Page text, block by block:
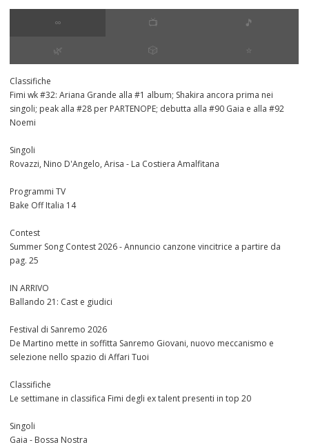
∞ 📺 🎵
🌿 🎲 ⭐️
Classifiche
Fimi wk #32: Ariana Grande alla #1 album; Shakira ancora prima nei
singoli; peak alla #28 per PARTENOPE; debutta alla #90 Gaia e alla #92
Noemi
Singoli
Rovazzi, Nino D'Angelo, Arisa - La Costiera Amalfitana
Programmi TV
Bake Off Italia 14
Contest
Summer Song Contest 2026 - Annuncio canzone vincitrice a partire da
pag. 25
IN ARRIVO
Ballando 21: Cast e giudici
Festival di Sanremo 2026
De Martino mette in soffitta Sanremo Giovani, nuovo meccanismo e
selezione nello spazio di Affari Tuoi
Classifiche
Le settimane in classifica Fimi degli ex talent presenti in top 20
Singoli
Gaia - Bossa Nostra